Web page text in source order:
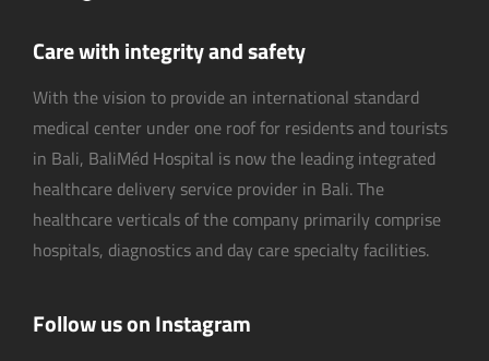
Care with integrity and safety
With the vision to provide an international standard
medical center under one roof for residents and tourists
in Bali, BaliMéd Hospital is now the leading integrated
healthcare delivery service provider in Bali. The
healthcare verticals of the company primarily comprise
hospitals, diagnostics and day care specialty facilities.
Follow us on Instagram